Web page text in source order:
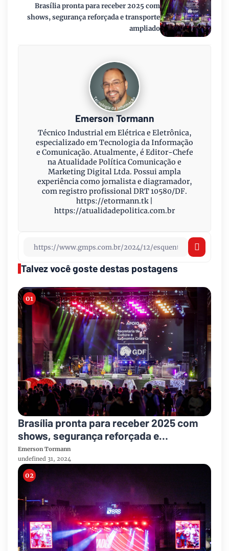
Brasília pronta para receber 2025 com
shows, segurança reforçada e transporte
ampliado
Emerson Tormann
Técnico Industrial em Elétrica e Eletrônica,
especializado em Tecnologia da Informação
e Comunicação. Atualmente, é Editor-Chefe
na Atualidade Política Comunicação e
Marketing Digital Ltda. Possui ampla
experiência como jornalista e diagramador,
com registro profissional DRT 10580/DF.
https://etormann.tk |
https://atualidadepolitica.com.br
Talvez você goste destas postagens
Brasília pronta para receber 2025 com
shows, segurança reforçada e
transporte ampliado
Emerson Tormann
undefined 31, 2024